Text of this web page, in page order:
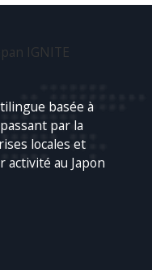
basée à
par la
locales et
au Japon